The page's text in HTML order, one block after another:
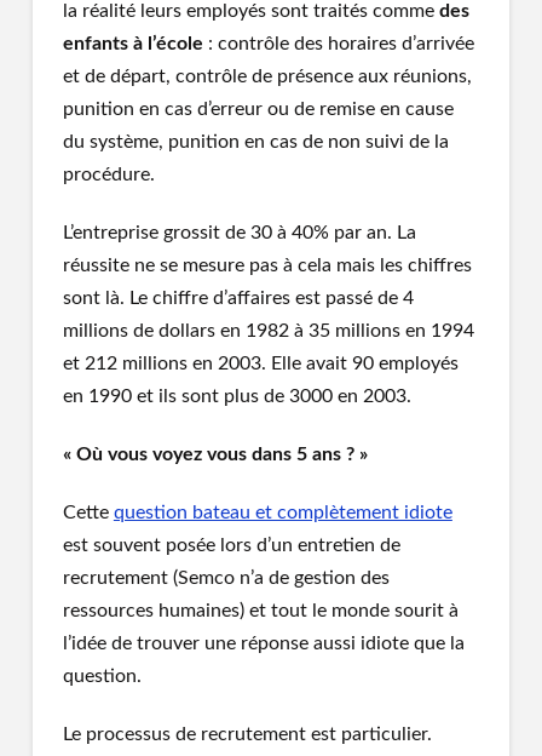
la réalité leurs employés sont traités comme des
enfants à l’école : contrôle des horaires d’arrivée
et de départ, contrôle de présence aux réunions,
punition en cas d’erreur ou de remise en cause
du système, punition en cas de non suivi de la
procédure.
L’entreprise grossit de 30 à 40% par an. La
réussite ne se mesure pas à cela mais les chiffres
sont là. Le chiffre d’affaires est passé de 4
millions de dollars en 1982 à 35 millions en 1994
et 212 millions en 2003. Elle avait 90 employés
en 1990 et ils sont plus de 3000 en 2003.
« Où vous voyez vous dans 5 ans ? »
Cette question bateau et complètement idiote
est souvent posée lors d’un entretien de
recrutement (Semco n’a de gestion des
ressources humaines) et tout le monde sourit à
l’idée de trouver une réponse aussi idiote que la
question.
Le processus de recrutement est particulier.